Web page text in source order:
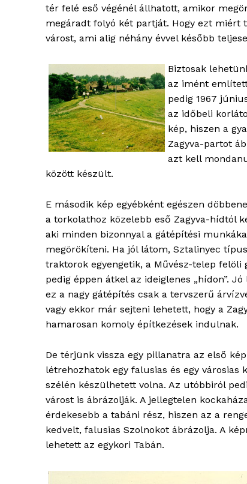
tér felé eső végénél állhatott, amikor
megáradt folyó két partját. Hogy ezt miért
várost, ami alig néhány évvel később
Biztosak
az imént
pedig 1967
az időbeli
kép, hiszen a
Zagyva-partot
azt kell
között készült.
E második kép egyébként egészen
a torkolathoz közelebb eső Zagyva-hídtól
aki minden bizonnyal a gátépítési
megörökíteni. Ha jól látom, Sztalinyec
traktorok egyengetik, a Művész-telep felöli
pedig éppen átkel az ideiglenes „hídon”.
ez a nagy gátépítés csak a tervszerű
vagy ekkor már sejteni lehetett, hogy a
hamarosan komoly építkezések indulnak.
De térjünk vissza egy pillanatra az első
létrehozhatok egy falusias és egy
szélén készülhetett volna. Az utóbbiról
várost is ábrázolják. A jellegtelen
érdekesebb a tabáni rész, hiszen az a
kedvelt, falusias Szolnokot ábrázolja. A
lehetett az egykori Tabán.